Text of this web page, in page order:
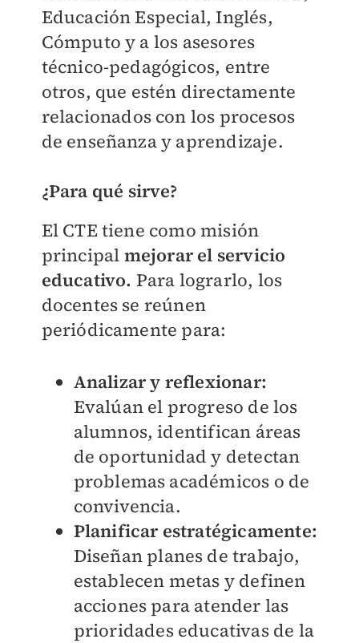
Educación Especial, Inglés,
Cómputo y a los asesores
técnico-pedagógicos, entre
otros, que estén directamente
relacionados con los procesos
de enseñanza y aprendizaje.
¿Para qué sirve?
El CTE tiene como misión
principal mejorar el servicio
educativo. Para lograrlo, los
docentes se reúnen
periódicamente para:
Analizar y reflexionar:
Evalúan el progreso de los
alumnos, identifican áreas
de oportunidad y detectan
problemas académicos o de
convivencia.
Planificar estratégicamente:
Diseñan planes de trabajo,
establecen metas y definen
acciones para atender las
prioridades educativas de la